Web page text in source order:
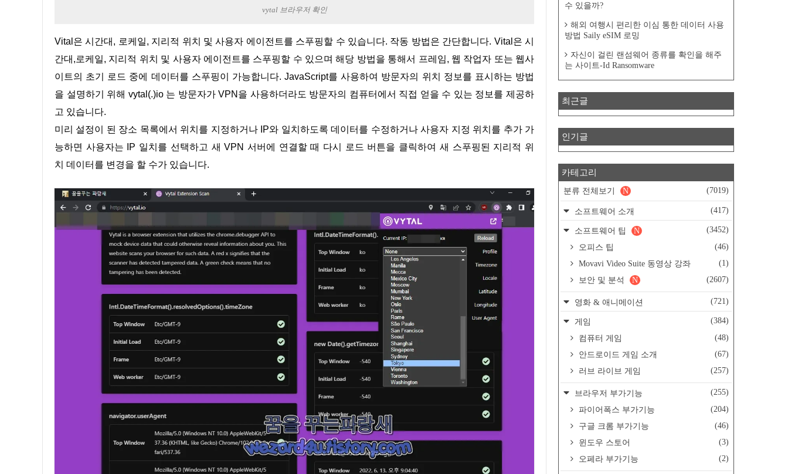
vytal 브라우저 확인
Vital은 시간대, 로케일, 지리적 위치 및 사용자 에이전트를 스푸핑할 수 있습니다. 작동 방법은 간단합니다. Vital은 시
간대,로케일, 지리적 위치 및 사용자 에이전트를 스푸핑할 수 있으며 해당 방법을 통해서 프레임, 웹 작업자 또는 웹사
이트의 초기 로드 중에 데이터를 스푸핑이 가능합니다. JavaScript를 사용하여 방문자의 위치 정보를 표시하는 방법
을 설명하기 위해 vytal(.)io 는 방문자가 VPN을 사용하더라도 방문자의 컴퓨터에서 직접 얻을 수 있는 정보를 제공하
고 있습니다.
미리 설정이 된 장소 목록에서 위치를 지정하거나 IP와 일치하도록 데이터를 수정하거나 사용자 지정 위치를 추가 가
능하면 사용자는 IP 일치를 선택하고 새 VPN 서버에 연결할 때 다시 로드 버튼을 클릭하여 새 스푸핑된 지리적 위
치 데이터를 변경을 할 수가 있습니다.
수 있을까?
해외 여행시 편리한 이심 통한 데이터 사용
방법 Saily eSIM 로밍
자신이 걸린 랜섬웨어 종류를 확인을 해주
는 사이트-Id Ransomware
최근글
인기글
카테고리
분류 전체보기 (7019)
N
소프트웨어 소개 (417)
소프트웨어 팁 (3452)
N
오피스 팁
(46)
Movavi Video Suite 동영상 강좌
(1)
보안 및 분석
(2607)
N
영화 & 애니메이션 (721)
게임
(384)
컴퓨터 게임
(48)
안드로이드 게임 소개
(67)
러브 라이브 게임
(257)
브라우저 부가기능
(255)
파이어폭스 부가기능
(204)
구글 크롬 부가기능
(46)
윈도우 스토어
(3)
오페라 부가기능
(2)